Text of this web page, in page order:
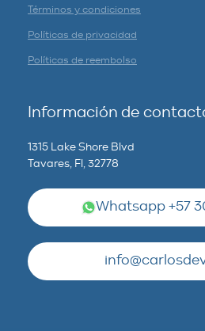
Términos y condiciones
Políticas de privacidad
Políticas de reembolso
Información de
1315 Lake Shore Blvd
Tavares, Fl, 32778
Whatsapp +57